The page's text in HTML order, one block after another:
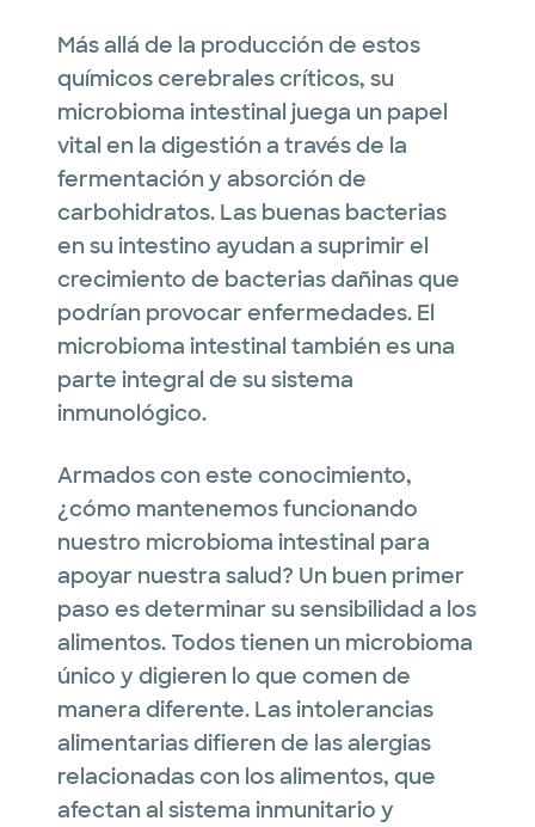
Más allá de la producción de estos
químicos cerebrales críticos, su
microbioma intestinal juega un papel
vital en la digestión a través de la
fermentación y absorción de
carbohidratos. Las buenas bacterias
en su intestino ayudan a suprimir el
crecimiento de bacterias dañinas que
podrían provocar enfermedades. El
microbioma intestinal también es una
parte integral de su sistema
inmunológico.
Armados con este conocimiento,
¿cómo mantenemos funcionando
nuestro microbioma intestinal para
apoyar nuestra salud? Un buen primer
paso es determinar su sensibilidad a los
alimentos. Todos tienen un microbioma
único y digieren lo que comen de
manera diferente. Las intolerancias
alimentarias difieren de las alergias
relacionadas con los alimentos, que
afectan al sistema inmunitario y